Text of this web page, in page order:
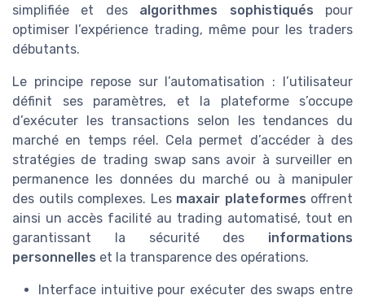
simplifiée et des algorithmes sophistiqués pour
optimiser l’expérience trading, même pour les traders
débutants.
Le principe repose sur l’automatisation : l’utilisateur
définit ses paramètres, et la plateforme s’occupe
d’exécuter les transactions selon les tendances du
marché en temps réel. Cela permet d’accéder à des
stratégies de trading swap sans avoir à surveiller en
permanence les données du marché ou à manipuler
des outils complexes. Les maxair plateformes offrent
ainsi un accès facilité au trading automatisé, tout en
garantissant la sécurité des informations
personnelles et la transparence des opérations.
Interface intuitive pour exécuter des swaps entre